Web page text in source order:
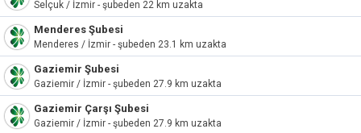
Selçuk / İzmir - şubeden 22 km uzakta
Menderes Şubesi
Menderes / İzmir - şubeden 23.1 km uzakta
Gaziemir Şubesi
Gaziemir / İzmir - şubeden 27.9 km uzakta
Gaziemir Çarşı Şubesi
Gaziemir / İzmir - şubeden 27.9 km uzakta